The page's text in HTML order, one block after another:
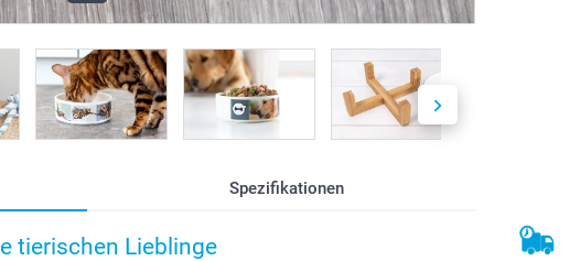
Spezifikationen
tierischen Lieblinge